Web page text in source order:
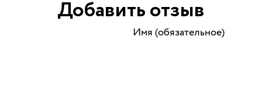
Добавить отзыв
Имя (обязательное)